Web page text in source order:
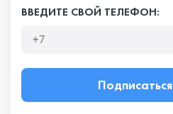
ВВЕДИТЕ СВОЙ ТЕЛЕФОН:
Подписаться